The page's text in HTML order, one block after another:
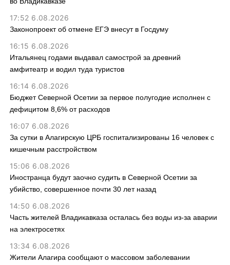
17:52 6.08.2026
Законопроект об отмене ЕГЭ внесут в Госдуму
16:15 6.08.2026
Итальянец годами выдавал самострой за древний
амфитеатр и водил туда туристов
16:14 6.08.2026
Бюджет Северной Осетии за первое полугодие исполнен с
дефицитом 8,6% от расходов
16:07 6.08.2026
За сутки в Алагирскую ЦРБ госпитализированы 16 человек с
кишечным расстройством
15:06 6.08.2026
Иностранца будут заочно судить в Северной Осетии за
убийство, совершенное почти 30 лет назад
14:50 6.08.2026
Часть жителей Владикавказа осталась без воды из-за аварии
на электросетях
13:34 6.08.2026
Жители Алагира сообщают о массовом заболевании